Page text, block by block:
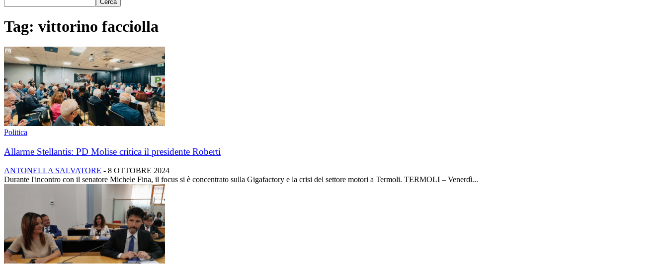
Tag: vittorino facciolla
Politica
Allarme Stellantis: PD Molise critica il presidente Roberti
ANTONELLA SALVATORE - 8 OTTOBRE 2024
Durante l'incontro con il senatore Michele Fina, il focus si è concentrato sulla Gigafactory e la crisi del settore motori a Termoli. TERMOLI – Venerdì...